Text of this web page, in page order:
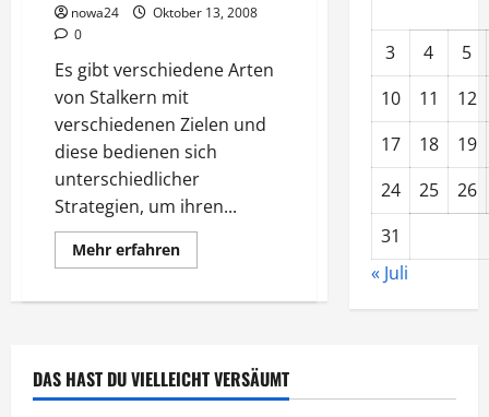
Rufmörder
nowa24
Oktober 13, 2008
0
Es gibt verschiedene Arten
von Stalkern mit
verschiedenen Zielen und
diese bedienen sich
unterschiedlicher
Strategien, um ihren...
Mehr erfahrenMehr
Informationen
Wege
3 4
5
10
11
12
17
18
19
24
25
26
31
« Juli
DAS HAST DU VIELLEICHT VERSÄUMT